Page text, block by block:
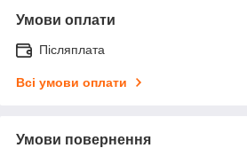
Умови оплати
Післяплата
Всі умови оплати
Умови повернення